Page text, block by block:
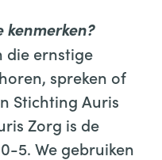
kenmerken?
die ernstige
spreken of
Stichting Auris
Zorg is de
5. We gebruiken